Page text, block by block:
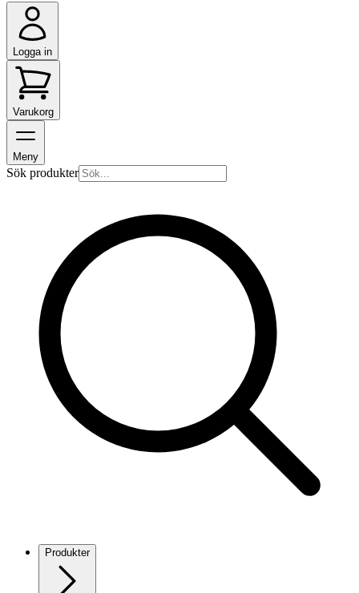
Logga in
Varukorg
Meny
Sök produkter
Produkter